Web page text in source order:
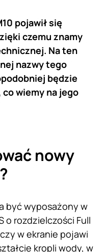
pojawił się
czemu znamy
Na ten
nazwy tego
będzie
wiemy na jego
nowy
być wyposażony w
o rozdzielczości Full
w ekranie pojawi
kropli wody, w